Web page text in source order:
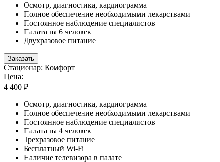
Осмотр, диагностика, кардиограмма
Полное обеспечение необходимыми лекарствами
Постоянное наблюдение специалистов
Палата на 6 человек
Двухразовое питание
Заказать
Стационар: Комфорт
Цена:
4 400 ₽
Осмотр, диагностика, кардиограмма
Полное обеспечение необходимыми лекарствами
Постоянное наблюдение специалистов
Палата на 4 человек
Трехразовое питание
Бесплатный Wi-Fi
Наличие телевизора в палате